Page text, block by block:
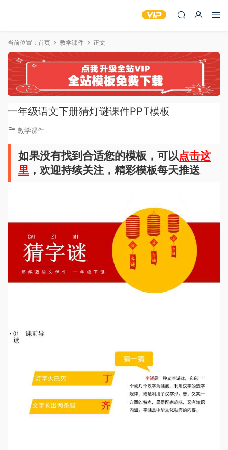
当前位置： 首页 教学课件 正文
一年级语文下册猜灯谜课件PPT模板
教学课件
如果没有找到合适您的模板，可以点击这
里 ，欢迎持续关注，精彩模板每天推送